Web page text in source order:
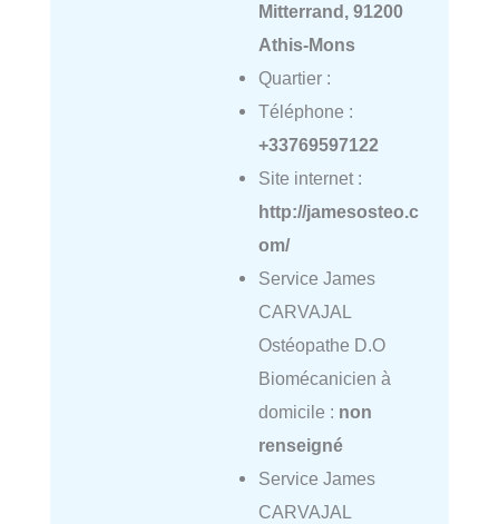
Mitterrand, 91200
Athis-Mons
Quartier :
Téléphone :
+33769597122
Site internet :
http://jamesosteo.c
om/
Service James
CARVAJAL
Ostéopathe D.O
Biomécanicien à
domicile : non
renseigné
Service James
CARVAJAL